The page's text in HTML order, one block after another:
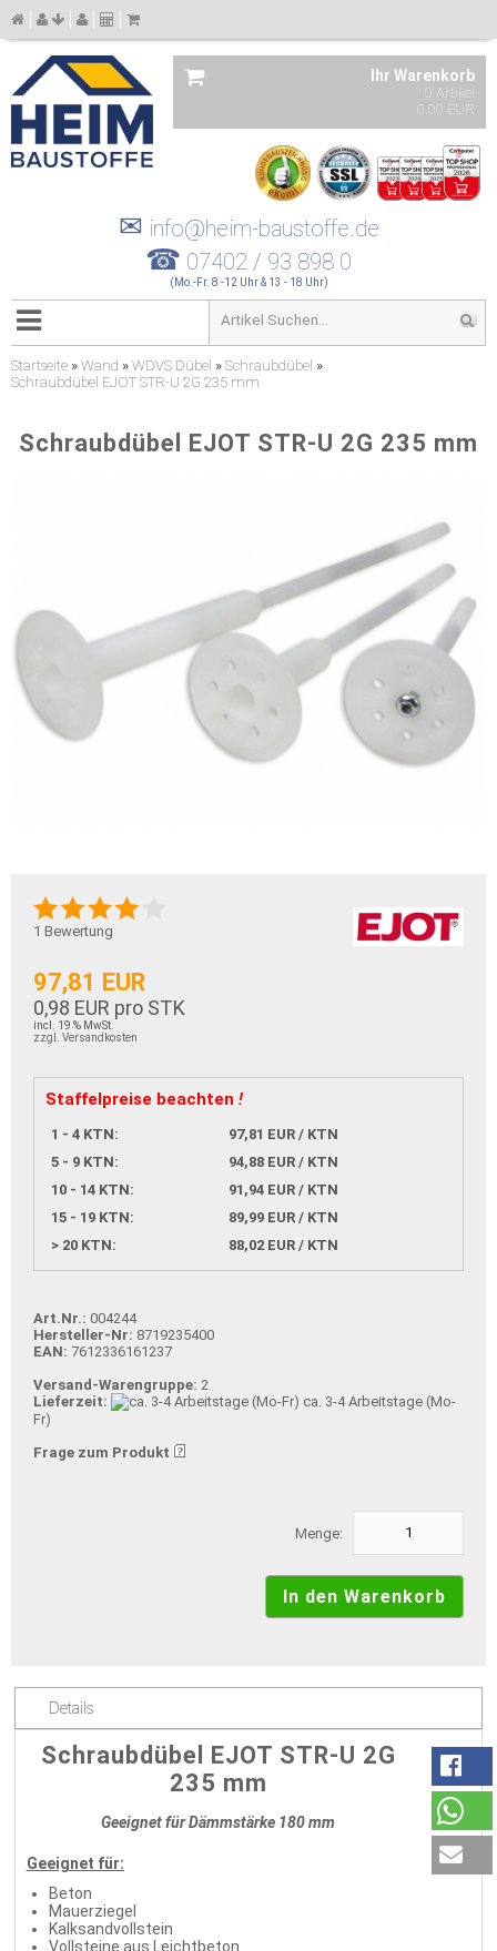
Ihr Warenkorb
0 Artikel
0,00 EUR
✉ info@heim-baustoffe.de
☎ 07402 / 93 898 0
(Mo.-Fr. 8 -12 Uhr & 13 - 18 Uhr)
Startseite » Wand » WDVS Dübel » Schraubdübel »
Schraubdübel EJOT STR-U 2G 235 mm
Schraubdübel EJOT STR-U 2G 235 mm
1 Bewertung
97,81 EUR
0,98 EUR pro STK
incl. 19 % MwSt.
zzgl. Versandkosten
Staffelpreise beachten !
1 - 4 KTN:
97,81 EUR / KTN
5 - 9 KTN:
94,88 EUR / KTN
10 - 14 KTN:
91,94 EUR / KTN
15 - 19 KTN:
89,99 EUR / KTN
> 20 KTN:
88,02 EUR / KTN
Art.Nr.: 004244
Hersteller-Nr: 8719235400
EAN: 7612336161237
Versand-Warengruppe: 2
Lieferzeit:
ca. 3-4 Arbeitstage (Mo-
Fr)
Frage zum Produkt
Menge:
Details
Schraubdübel EJOT STR-U 2G
235 mm
Geeignet für Dämmstärke 180 mm
Geeignet für:
Beton
Mauerziegel
Kalksandvollstein
Vollsteine aus Leichtbeton